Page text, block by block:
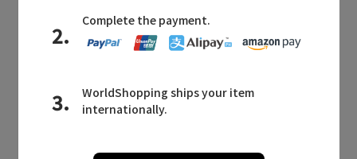
KATHARINE HAMNETT
ャケット
KATHARINE HAMNETT(キャサリン・ハムネット)のバ
ショルダーバッグ トートバッグ